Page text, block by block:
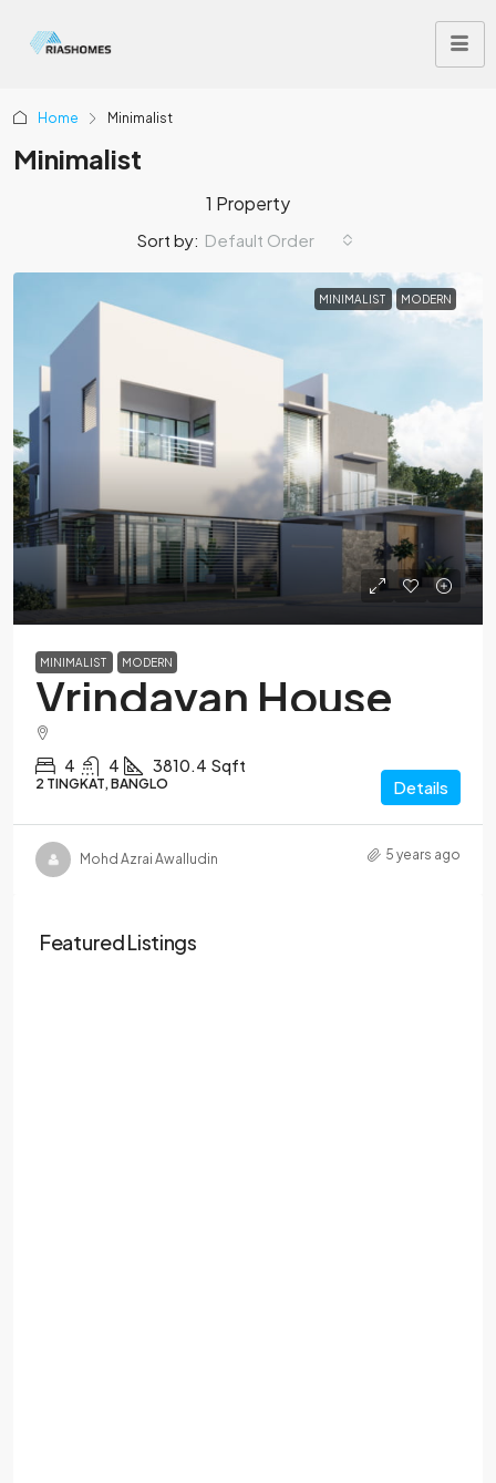
Home Minimalist
Minimalist
1 Property
Sort by: Default Order
MINIMALIST MODERN
MINIMALIST MODERN
Vrindavan House
4 4 3810.4 Sqft
2 TINGKAT, BANGLO Details
Mohd Azrai Awalludin 5 years ago
Featured Listings